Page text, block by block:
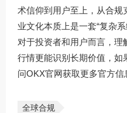
术信仰到用户至上，从合规
业文化本质上是一套“复杂
对于投资者和用户而言，理
行情更能识别长期价值，如
问OKX官网获取更多官方信
全球合规